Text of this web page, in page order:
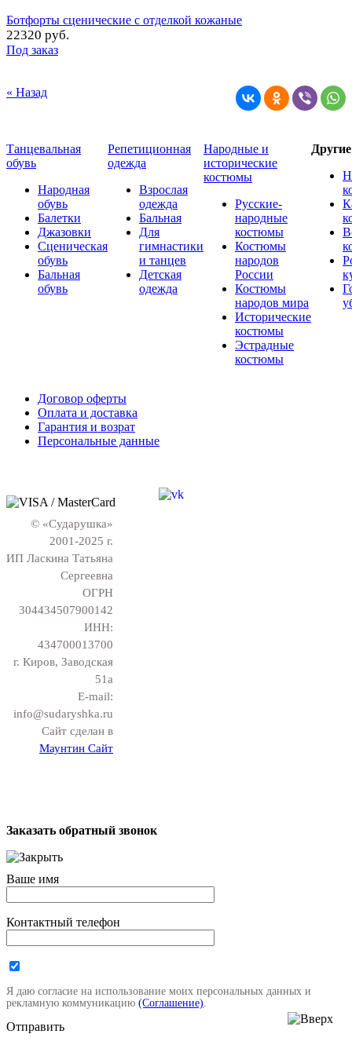
Ботфорты сценические с отделкой кожаные
22320 руб.
Под заказ
« Назад
Танцевальная
обувь
Народная
обувь
Балетки
Джазовки
Сценическая
обувь
Бальная
обувь
Репетиционная
одежда
Взрослая
одежда
Бальная
Для
гимнастики
и танцев
Детская
одежда
Народные и
исторические
костюмы
Русские-
народные
костюмы
Костюмы
народов
России
Костюмы
народов мира
Исторические
костюмы
Эстрадные
костюмы
Договор оферты
Оплата и доставка
Гарантия и возрат
Персональные данные
© «Сударушка»
2001-2025 г.
ИП Ласкина Татьяна
Сергеевна
ОГРН
304434507900142
ИНН:
434700013700
г. Киров, Заводская
51а
E-mail:
info@sudaryshka.ru
Сайт сделан в
Маунтин Сайт
Заказать обратный звонок
Ваше имя
Контактный телефон
Я даю согласие на использование моих персональных данных и
рекламную коммуникацию (Соглашение)
Отправить